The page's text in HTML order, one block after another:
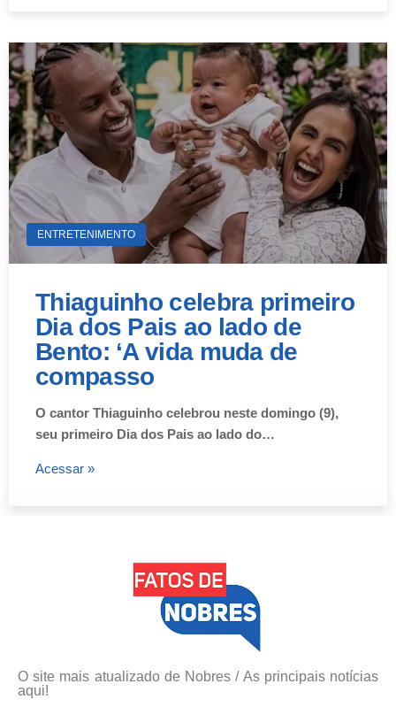
ENTRETENIMENTO
Thiaguinho celebra primeiro
Dia dos Pais ao lado de
Bento: ‘A vida muda de
compasso
O cantor Thiaguinho celebrou neste domingo (9),
seu primeiro Dia dos Pais ao lado do…
Acessar »
O site mais atualizado de Nobres / As principais notícias
aqui!